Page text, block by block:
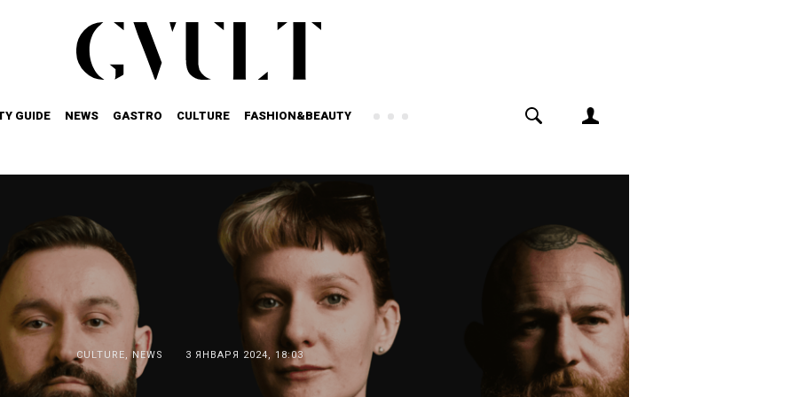
GUIDE NEWS GASTRO CULTURE FASHION&BEAUTY
CULTURE,NEWS 3 ЯНВАРЯ 2024, 18:03